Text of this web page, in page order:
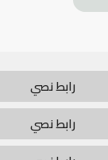
رابط نصي
رابط نصي